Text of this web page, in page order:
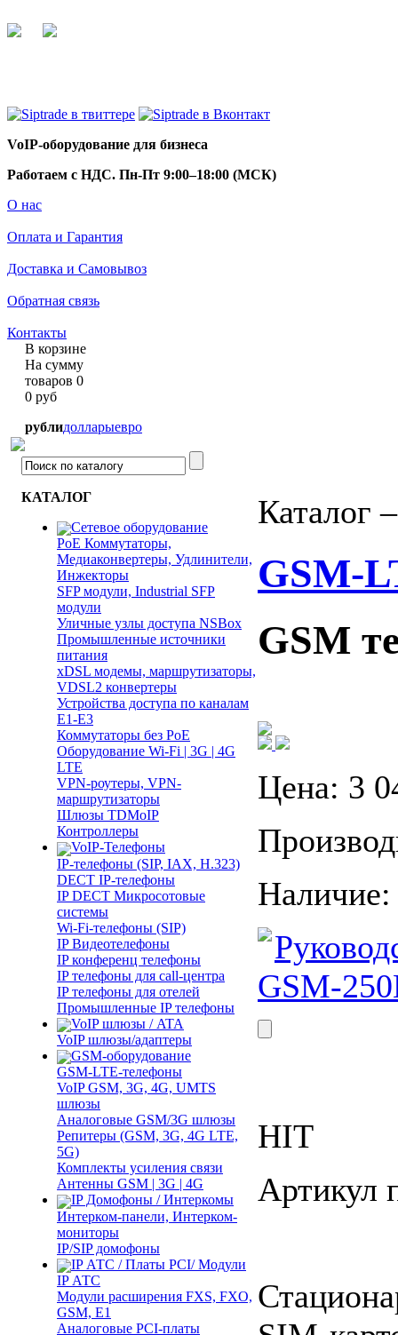
VoIP-оборудование для бизнеса
Работаем с НДС. Пн-Пт 9:00–18:00 (МСК)
О нас
Оплата и Гарантия
Доставка и Самовывоз
Обратная связь
Контакты
В корзине
На сумму
товаров 0
0 руб
рублидолларыевро
КАТАЛОГ
Сетевое оборудование
PoE Коммутаторы,
Медиаконвертеры, Удлинители,
Инжекторы
SFP модули, Industrial SFP
модули
Уличные узлы доступа NSBox
Промышленные источники
питания
xDSL модемы, маршрутизаторы,
VDSL2 конвертеры
Устройства доступа по каналам
E1-E3
Коммутаторы без PoE
Оборудование Wi-Fi | 3G | 4G
LTE
VPN-роутеры, VPN-
маршрутизаторы
Шлюзы TDMoIP
Контроллеры
VoIP-Телефоны
IP-телефоны (SIP, IAX, H.323)
DECT IP-телефоны
IP DECT Микросотовые
системы
Wi-Fi-телефоны (SIP)
IP Видеотелефоны
IP конференц телефоны
IP телефоны для call-центра
IP телефоны для отелей
Промышленные IP телефоны
VoIP шлюзы / ATA
VoIP шлюзы/адаптеры
GSM-оборудование
GSM-LTE-телефоны
VoIP GSM, 3G, 4G, UMTS
шлюзы
Аналоговые GSM/3G шлюзы
Репитеры (GSM, 3G, 4G LTE,
5G)
Комплекты усиления связи
Антенны GSM | 3G | 4G
IP Домофоны / Интеркомы
Интерком-панели, Интерком-
мониторы
IP/SIP домофоны
IP АТС / Платы PCI/ Модули
IP АТС
Модули расширения FXS, FXO,
GSM, E1
Аналоговые PCI-платы
Каталог
GSM-
GSM
Цена: 3
GSM-
HIT
Артикул